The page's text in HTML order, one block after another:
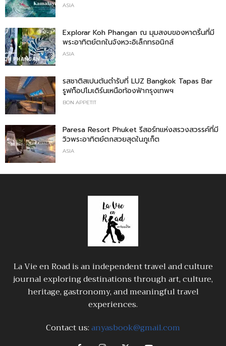
ASIA
Explorar Koh Phangan ณ มุมสงบของหาดริ้นที่มี
พระอาทิตย์ตกในจังหวะอิเล็กทรอนิกส์
ASIA
รสชาติสเปนต้นตำรับที่ LUZ Bangkok Tapas Bar
รูฟท็อปโมเดิร์นเหนือท้องฟ้ากรุงเทพฯ
BON APPETIT
Paresa Resort Phuket รีสอร์ทแห่งสรวงสวรรค์ที่มี
วิวพระอาทิตย์ตกสวยสุดในภูเก็ต
ASIA
La Vie en Road is an independent travel and culture
journal exploring destinations through art, culture,
heritage, gastronomy, and meaningful travel
experiences.
Contact us:anyasbook@gmail.com